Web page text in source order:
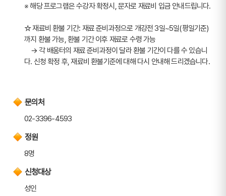
※ 해당 프로그램은 수강자 확정시, 문자로 재료비 입금 안내드립니다.
☆ 재료비 환불 기간: 재료 준비과정으로 개강전 3일~5일(평일기준)
까지 환불 가능, 환불 기간 이후 재료로 수령 가능
다. 신청 확정 후, 재료비 환불기준에 대해 다시 안내해 드리겠습니다.
문의처
02-3396-4593
정원
8명
신청대상
성인